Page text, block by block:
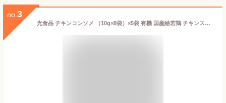
no. 3
光食品 チキンコンソメ （10g×8袋）×5袋 有機 国産絵若鶏 チキンスープ コンソメ 鶏ガラ 鶏がら 無添加 無化調 液体タイプ 小袋 使い切り 小分け スープ だし 調味だし スープ 万能だし 送料無料